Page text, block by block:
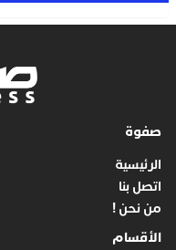
صفوة
الرئيسية
اتصل بنا
من نحن !
الأقسام